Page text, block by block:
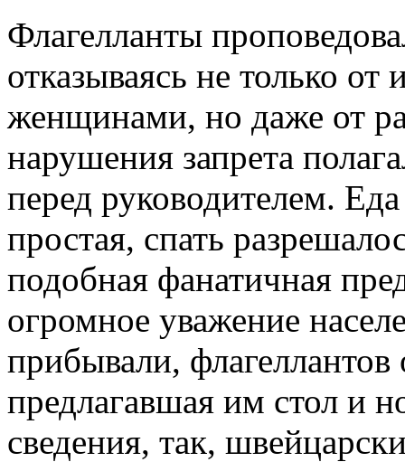
Флагелланты
отказываясь не только
женщинами, но даже от
нарушения запрета
перед руководителем.
простая, спать
подобная фанатичная
огромное уважение
прибывали,
предлагавшая им стол и
сведения, так,